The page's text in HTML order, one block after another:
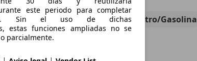
06/2023 13.500 km Electro/Gasolina
este periodo para completar
Sin el uso de dichas
estas funciones ampliadas no se
parcialmente.